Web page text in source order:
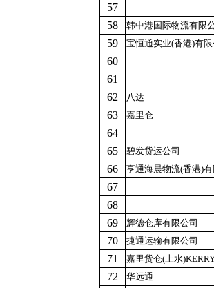
57
58
韩中港国际物流有限
59 宝恒通实业(香港)有
60
61
62
八达
63 嘉里仓
64
65
碧发货运公司
66 亨通海晨物流(香港)
67
68
69
辉德仓库有限公司
70 捷通运输有限公司
71 嘉里货仓(上水
72 华远通